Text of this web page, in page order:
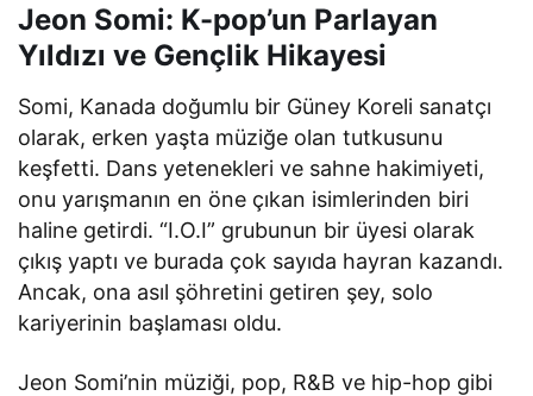
Jeon Somi: K-pop’un Parlayan
Yıldızı ve Gençlik Hikayesi
Somi, Kanada doğumlu bir Güney Koreli sanatçı
olarak, erken yaşta müziğe olan tutkusunu
keşfetti. Dans yetenekleri ve sahne hakimiyeti,
onu yarışmanın en öne çıkan isimlerinden biri
haline getirdi. “I.O.I” grubunun bir üyesi olarak
çıkış yaptı ve burada çok sayıda hayran kazandı.
Ancak, ona asıl şöhretini getiren şey, solo
kariyerinin başlaması oldu.
Jeon Somi’nin müziği, pop, R&B ve hip-hop gibi